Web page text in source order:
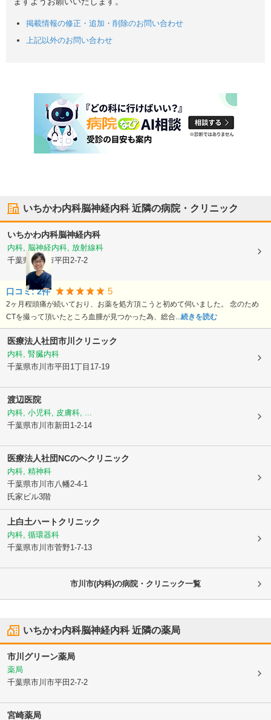
掲載情報の修正・追加・削除のお問い合わせ
上記以外のお問い合わせ
いちかわ内科脳神経内科近隣の病院・クリニック
いちかわ内科脳神経内科
内科, 脳神経内科, 放射線科
千葉県市川市平田2-7-2
口コミ:2件 5
2ヶ月程頭痛が続いており、お薬を処方頂こうと初めて伺いました。 念のため
CTを撮って頂いたところ血腫が見つかった為、総合...続きを読む
医療法人社団市川クリニック
内科, 腎臓内科
千葉県市川市平田1丁目17-19
渡辺医院
内科, 小児科, 皮膚科, ...
千葉県市川市新田1-2-14
医療法人社団NCのへクリニック
内科, 精神科
千葉県市川市八幡2-4-1
氏家ビル3階
上白土ハートクリニック
内科, 循環器科
千葉県市川市菅野1-7-13
市川市(内科)の病院・クリニック一覧
いちかわ内科脳神経内科近隣の薬局
市川グリーン薬局
薬局
千葉県市川市平田2-7-2
宮崎薬局